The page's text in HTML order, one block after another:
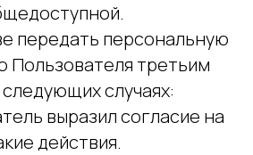
передать персональную
третьим
случаях:
выразил согласие на
действия.